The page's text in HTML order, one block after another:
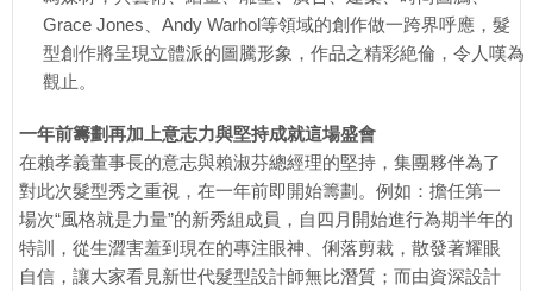
Grace Jones、Andy Warhol等領域的創作做一跨界呼應，髮
型創作將呈現立體派的圖騰形象，作品之精彩絶倫，令人嘆為
觀止。
一年前籌劃再加上意志力與堅持成就這場盛會
在賴孝義董事長的意志與賴淑芬總經理的堅持，集團夥伴為了
對此次髮型秀之重視，在一年前即開始籌劃。例如：擔任第一
場次“風格就是力量”的新秀組成員，自四月開始進行為期半年的
特訓，從生澀害羞到現在的專注眼神、俐落剪裁，散發著耀眼
自信，讓大家看見新世代髮型設計師無比潛質；而由資深設計